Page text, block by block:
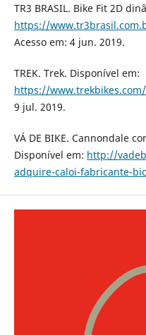
TR3 BRASIL. Bike Fit 2D
https://
Acesso em: 4 jun. 2019.
TREK. Trek. Disponível em:
https://
9 jul. 2019.
VÁ DE BIKE. Cannondale
Disponível em: http://
adquire-caloi-fabricante-